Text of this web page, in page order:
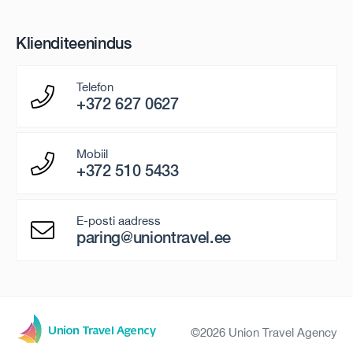
Klienditeenindus
Telefon
+372 627 0627
Mobiil
+372 510 5433
E-posti aadress
paring@uniontravel.ee
©2026 Union Travel Agency